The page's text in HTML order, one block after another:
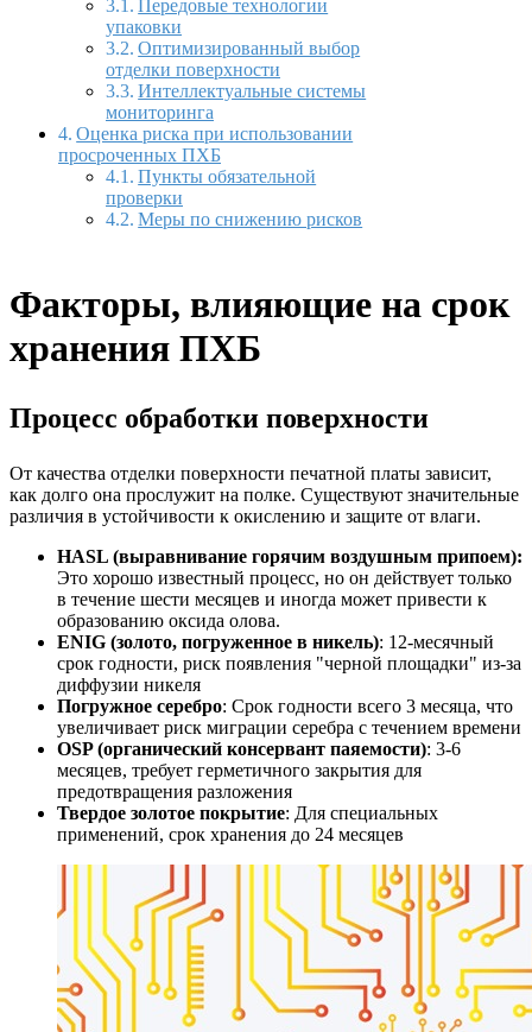
Передовые технологии
упаковки
Оптимизированный выбор
отделки поверхности
Интеллектуальные системы
мониторинга
Оценка риска при использовании
просроченных ПХБ
Пункты обязательной
проверки
Меры по снижению рисков
Факторы, влияющие на срок
хранения ПХБ
Процесс обработки поверхности
От качества отделки поверхности печатной платы зависит,
как долго она прослужит на полке. Существуют значительные
различия в устойчивости к окислению и защите от влаги.
HASL (выравнивание горячим воздушным припоем):
Это хорошо известный процесс, но он действует только
в течение шести месяцев и иногда может привести к
образованию оксида олова.
ENIG (золото, погруженное в никель): 12-месячный
срок годности, риск появления "черной площадки" из-за
диффузии никеля
Погружное серебро: Срок годности всего 3 месяца, что
увеличивает риск миграции серебра с течением времени
OSP (органический консервант паяемости): 3-6
месяцев, требует герметичного закрытия для
предотвращения разложения
Твердое золотое покрытие: Для специальных
применений, срок хранения до 24 месяцев